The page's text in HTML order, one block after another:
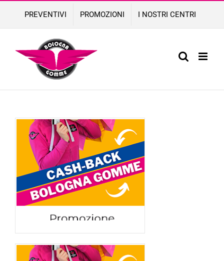
content
PREVENTIVI PROMOZIONI I NOSTRI CENTRI